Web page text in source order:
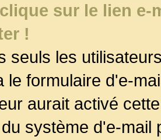
sur le lien
!
seuls les
le formulaire d'e-
aurait activé
système d'e-